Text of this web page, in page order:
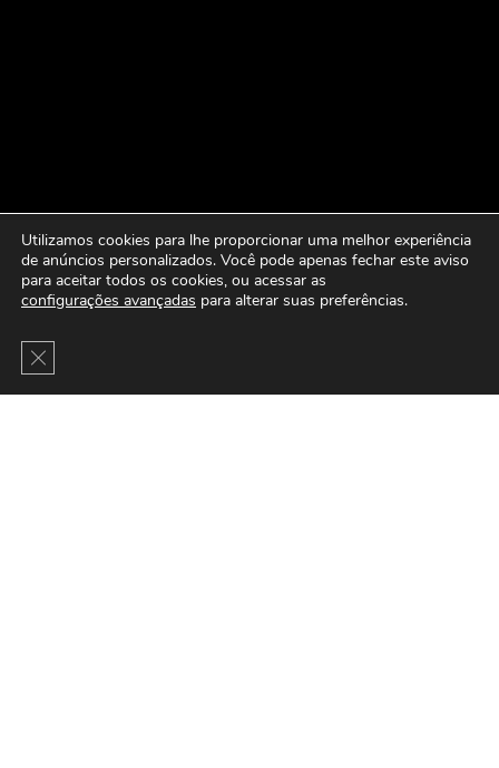
Utilizamos cookies para lhe proporcionar uma melhor experiência
de anúncios personalizados. Você pode apenas fechar este aviso
para aceitar todos os cookies, ou acessar as
configurações avançadas para alterar suas preferências.
Close GDPR Cookie Banner